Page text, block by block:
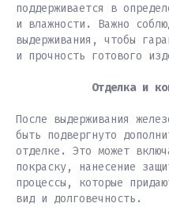
поддерживается в
и влажности. Важно
выдерживания, чтобы
и прочность готового
Отделка и
После выдерживания
быть подвергнуто
отделке. Это может
покраску, нанесение
процессы, которые
вид и долговечность.